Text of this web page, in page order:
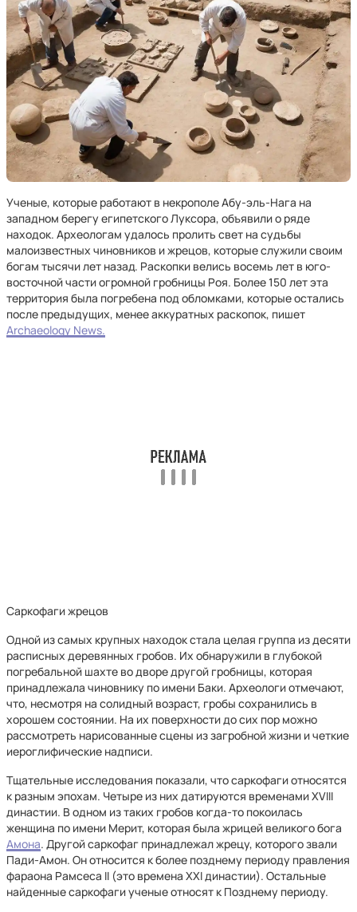
Ученые, которые работают в некрополе Абу-эль-Нага на
западном берегу египетского Луксора, объявили о ряде
находок. Археологам удалось пролить свет на судьбы
малоизвестных чиновников и жрецов, которые служили своим
богам тысячи лет назад. Раскопки велись восемь лет в юго-
восточной части огромной гробницы Роя. Более 150 лет эта
территория была погребена под обломками, которые остались
после предыдущих, менее аккуратных раскопок, пишет
Archaeology News.
Саркофаги жрецов
Одной из самых крупных находок стала целая группа из десяти
расписных деревянных гробов. Их обнаружили в глубокой
погребальной шахте во дворе другой гробницы, которая
принадлежала чиновнику по имени Баки. Археологи отмечают,
что, несмотря на солидный возраст, гробы сохранились в
хорошем состоянии. На их поверхности до сих пор можно
рассмотреть нарисованные сцены из загробной жизни и четкие
иероглифические надписи.
Тщательные исследования показали, что саркофаги относятся
к разным эпохам. Четыре из них датируются временами XVIII
династии. В одном из таких гробов когда-то покоилась
женщина по имени Мерит, которая была жрицей великого бога
Амона. Другой саркофаг принадлежал жрецу, которого звали
Пади-Амон. Он относится к более позднему периоду правления
фараона Рамсеса II (это времена XXI династии). Остальные
найденные саркофаги ученые относят к Позднему периоду.